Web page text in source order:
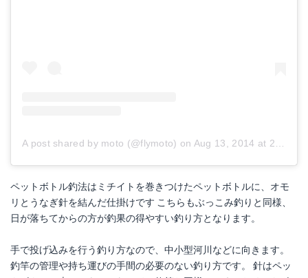
A post shared by moto (@flymoto) on Aug 13, 2014 at 2:06am PDT
ペットボトル釣法はミチイトを巻きつけたペットボトルに、オモ
リとうなぎ針を結んだ仕掛けです こちらもぶっこみ釣りと同様、
日が落ちてからの方が釣果の得やすい釣り方となります。
手で投げ込みを行う釣り方なので、中小型河川などに向きます。
釣竿の管理や持ち運びの手間の必要のない釣り方です。 針はペッ